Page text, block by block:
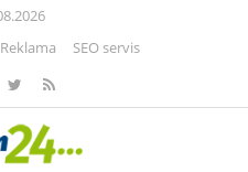
Reklama SEO servis